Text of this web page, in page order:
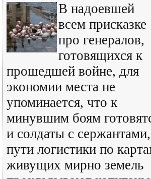
В надоевшей
всем присказке
про генералов,
готовящихся к
прошедшей войне, для
экономии места не
упоминается, что к
минувшим боям
и солдаты с сержантами,
пути логистики по
живущих мирно земель